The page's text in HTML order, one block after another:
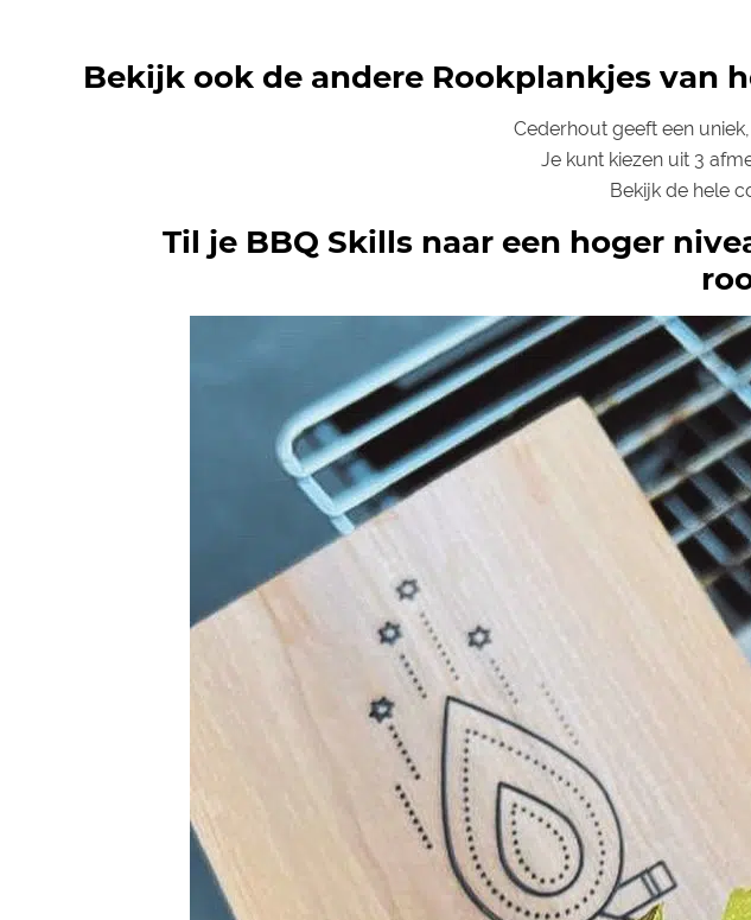
Bekijk ook de andere Rookplankjes van
Cederhout geeft een
Je kunt kiezen uit 3
Bekijk de hele
Til je BBQ Skills naar een hoger